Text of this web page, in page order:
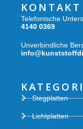
KONTAKT
Telefonische
4140 0369
Unverbindliche
Stegplatten
Lichtplatten